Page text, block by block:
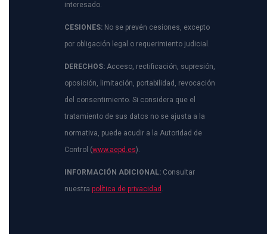
interesado.
CESIONES:No se prevén cesiones, excepto
por obligación legal o requerimiento judicial.
DERECHOS:Acceso, rectificación, supresión,
oposición, limitación, portabilidad, revocación
del consentimiento. Si considera que el
tratamiento de sus datos no se ajusta a la
normativa, puede acudir a la Autoridad de
Control (www.aepd.es).
INFORMACIÓN ADICIONAL:Consultar
nuestra política de privacidad .